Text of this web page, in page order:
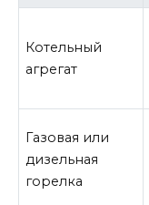
Котельный
агрегат
Газовая или
дизельная
горелка